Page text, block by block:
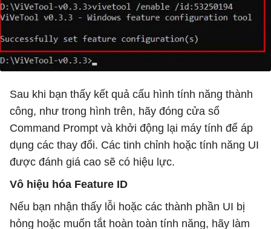
Sau khi bạn thấy kết quả cấu hình tính năng thành
công, như trong hình trên, hãy đóng cửa sổ
Command Prompt và khởi động lại máy tính để áp
dụng các thay đổi. Các tinh chỉnh hoặc tính năng UI
được đánh giá cao sẽ có hiệu lực.
Vô hiệu hóa Feature ID
Nếu bạn nhận thấy lỗi hoặc các thành phần UI bị
hỏng hoặc muốn tắt hoàn toàn tính năng, hãy làm